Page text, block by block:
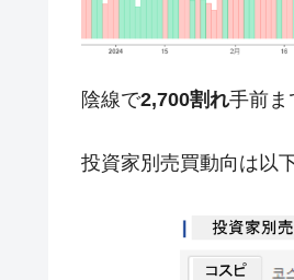
『Money1』 韓国『国民
韓国鉄鋼
米国下院「
陰線で2,700割れ手前ま
投資家別売買動向は以